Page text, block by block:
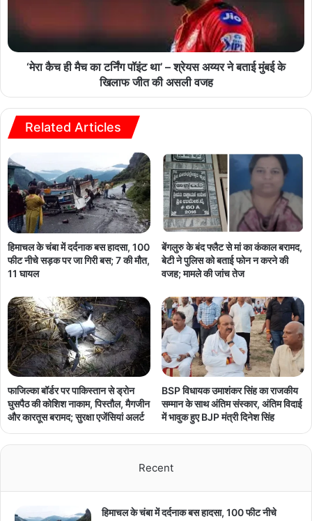
‘मेरा कैच ही मैच का टर्निंग पॉइंट था’ – श्रेयस अय्यर ने बताई मुंबई के
खिलाफ जीत की असली वजह
Related Articles
हिमाचल के चंबा में दर्दनाक बस हादसा, 100
फीट नीचे सड़क पर जा गिरी बस; 7 की मौत,
11 घायल
बेंगलुरु के बंद फ्लैट से मां का कंकाल बरामद,
बेटी ने पुलिस को बताई फोन न करने की
वजह; मामले की जांच तेज
फाजिल्का बॉर्डर पर पाकिस्तान से ड्रोन
घुसपैठ की कोशिश नाकाम, पिस्तौल, मैगजीन
और कारतूस बरामद; सुरक्षा एजेंसियां अलर्ट
BSP विधायक उमाशंकर सिंह का राजकीय
सम्मान के साथ अंतिम संस्कार, अंतिम विदाई
में भावुक हुए BJP मंत्री दिनेश सिंह
Recent
हिमाचल के चंबा में दर्दनाक बस हादसा, 100 फीट नीचे